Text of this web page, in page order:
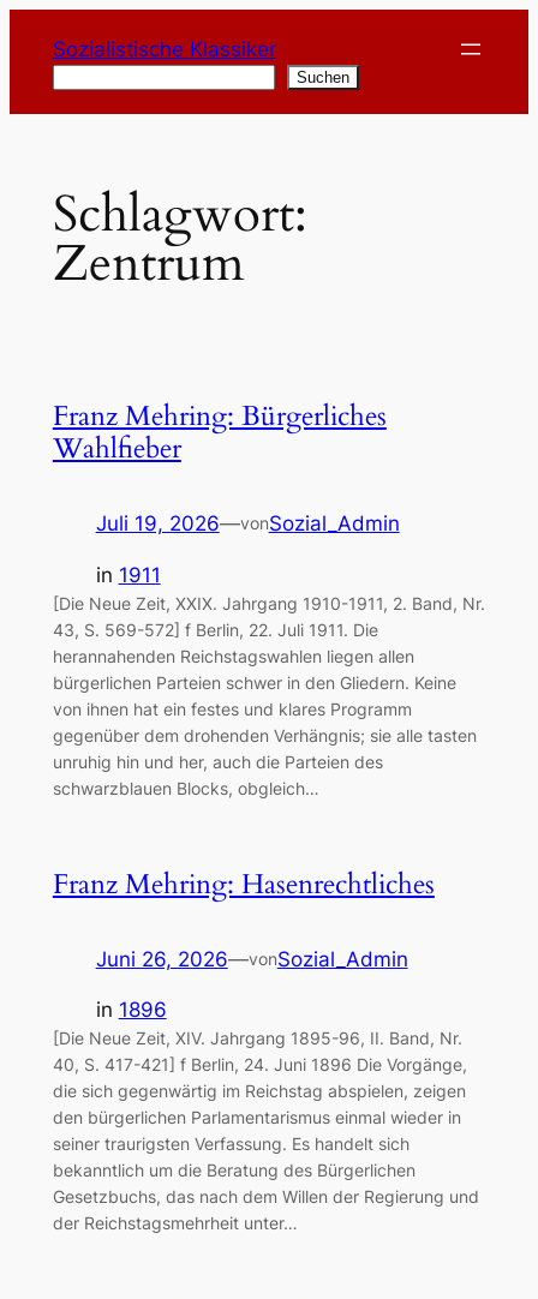
Inhalt
springen
Sozialistische Klassiker
Suchen
Schlagwort:
Zentrum
Franz Mehring: Bürgerliches
Wahlfieber
Juli 19, 2026—vonSozial_Admin
in 1911
[Die Neue Zeit, XXIX. Jahrgang 1910-1911, 2. Band, Nr.
43, S. 569-572] f Berlin, 22. Juli 1911. Die
herannahenden Reichstagswahlen liegen allen
bürgerlichen Parteien schwer in den Gliedern. Keine
von ihnen hat ein festes und klares Programm
gegenüber dem drohenden Verhängnis; sie alle tasten
unruhig hin und her, auch die Parteien des
schwarzblauen Blocks, obgleich…
Franz Mehring: Hasenrechtliches
Juni 26, 2026—vonSozial_Admin
in 1896
[Die Neue Zeit, XIV. Jahrgang 1895-96, II. Band, Nr.
40, S. 417-421] f Berlin, 24. Juni 1896 Die Vorgänge,
die sich gegenwärtig im Reichstag abspielen, zeigen
den bürgerlichen Parlamentarismus einmal wieder in
seiner traurigsten Verfassung. Es handelt sich
bekanntlich um die Beratung des Bürgerlichen
Gesetzbuchs, das nach dem Willen der Regierung und
der Reichstagsmehrheit unter…